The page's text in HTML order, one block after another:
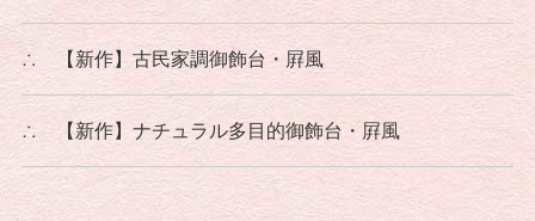
∴ 【新作】古民家調御飾台・屛風
∴ 【新作】ナチュラル多目的御飾台・屛風